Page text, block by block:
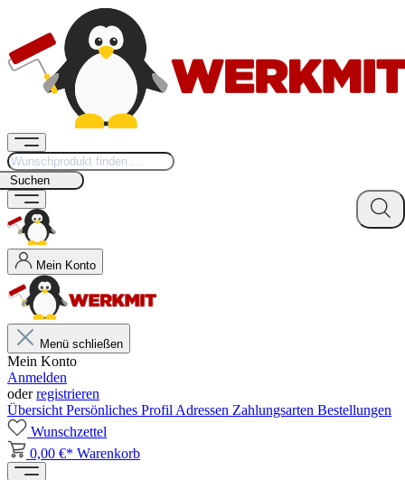
Suchen
Mein Konto
Menü schließen
Mein Konto
Anmelden
oderregistrieren
Übersicht Persönliches Profil Adressen Zahlungsarten Bestellungen
Wunschzettel
0,00 €* Warenkorb